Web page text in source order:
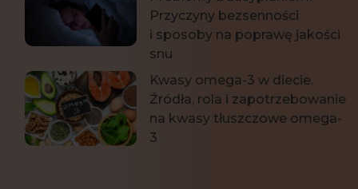
Przyczyny bezsenności
i sposoby na poprawę jakości
snu
Kwasy omega-3 w diecie.
Źródła, rola i zapotrzebowanie
na kwasy tłuszczowe omega-
3